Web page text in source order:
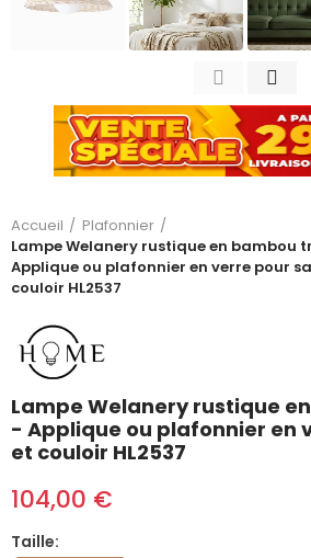
Accueil
Plafonnier
Lampe Welanery rustique en bambou
Applique ou plafonnier en verre pour
couloir HL2537
Lampe Welanery rustique
- Applique ou plafonnier en
et couloir HL2537
104,00 €
Taille